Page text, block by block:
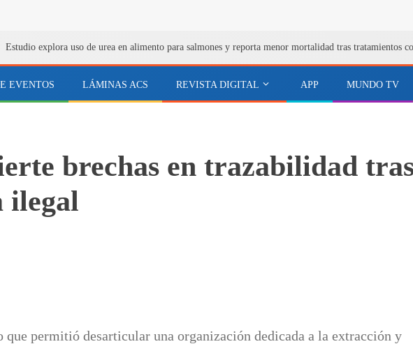
Estudio explora uso de urea en alimento para salmones y reporta menor mortalidad tras tratamientos
EVENTOS LÁMINAS ACS REVISTA DIGITAL APP MUNDO TV
brechas en trazabilidad
ilegal
que permitió desarticular una organización dedicada a la extracción y